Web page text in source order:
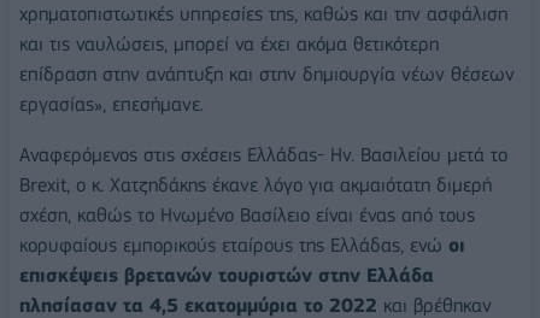
χρηματοπιστωτικές υπηρεσίες της, καθώς και την ασφάλιση
και τις ναυλώσεις, μπορεί να έχει ακόμα θετικότερη
επίδραση στην ανάπτυξη και στην δημιουργία νέων θέσεων
εργασίας», επεσήμανε.
Αναφερόμενος στις σχέσεις Ελλάδας- Ην. Βασιλείου μετά το
Brexit, ο κ. Χατζηδάκης έκανε λόγο για ακμαιότατη διμερή
σχέση, καθώς το Ηνωμένο Βασίλειο είναι ένας από τους
κορυφαίους εμπορικούς εταίρους της Ελλάδας, ενώ οι
επισκέψεις βρετανών τουριστών στην Ελλάδα
πλησίασαν τα 4,5 εκατομμύρια το 2022 και βρέθηκαν